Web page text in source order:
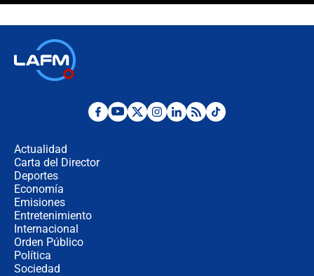
fraude": Auditoría respondió a
Las seis de las 6 con Juan Lozano |
Actualidad
Carta del Director
Deportes
Economía
Emisiones
Entretenimiento
Internacional
Orden Público
Política
Sociedad